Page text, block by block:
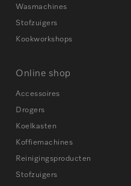
Wasmachines
Stofzuigers
Kookworkshops
Online shop
Accessoires
Drogers
Koelkasten
Koffiemachines
Reinigingsproducten
Stofzuigers